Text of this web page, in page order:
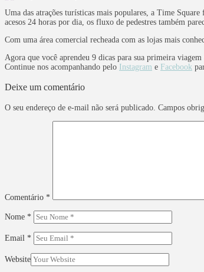
Uma das atrações turísticas mais populares, a Time
acesos 24 horas por dia, os fluxo de pedestres também
Com uma área comercial recheada com as lojas mais
Agora que você aprendeu 9 dicas para sua primeira
Continue nos acompanhando pelo Instagram e Facebook
Deixe um comentário
O seu endereço de e-mail não será publicado. Campos
Comentário *
Nome *
Email *
Website